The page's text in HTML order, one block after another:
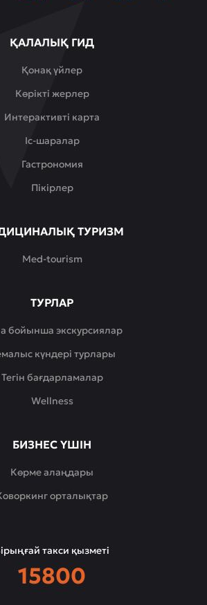
ҚАЛАЛЫҚ ГИД
Қонақ үйлер
Көрікті жерлер
Интерактивті карта
Іс-шаралар
Гастрономия
Пікірлер
ТУРИЗМ
Med-tourism
ТУРЛАР
бойынша экскурсиялар
күндері турлары
Тегін бағдарламалар
Wellness
БИЗНЕС ҮШІН
Көрме алаңдары
орталықтар
такси қызметі
15800